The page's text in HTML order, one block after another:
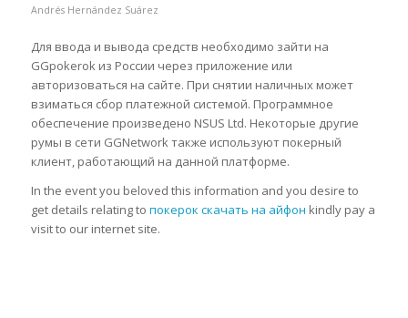
Andrés Hernández Suárez
Для ввода и вывода средств необходимо зайти на
GGpokerok из России через приложение или
авторизоваться на сайте. При снятии наличных может
взиматься сбор платежной системой. Программное
обеспечение произведено NSUS Ltd. Некоторые другие
румы в сети GGNetwork также используют покерный
клиент, работающий на данной платформе.
In the event you beloved this information and you desire to
get details relating to покерок скачать на айфон kindly pay a
visit to our internet site.